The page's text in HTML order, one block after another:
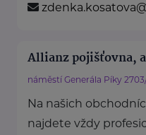
Allianz pojišťovna,
náměstí Generála Píky
Na našich
najdete vždy